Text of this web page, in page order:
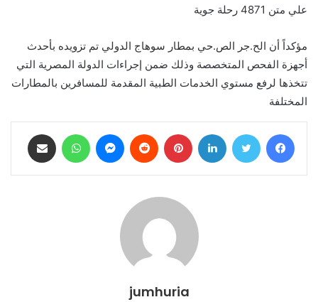
علي متن 4871 رحلة جوية
مؤكداً أن الح.جر الص.حي بمطار سوهاج الدولي تم تزويده بأحدث
أجهزة الفحص المتخصصة وذلك ضمن إجراءات الدولة المصرية التي
تتخذها لرفع مستوي الخدمات الطبية المقدمة للمسافرين بالمطارات
المختلفة
فيسبوك تويتر لينكدإن بينتيريست ماسنجر واتساب
jumhuria